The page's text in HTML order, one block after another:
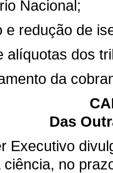
Nacional;
e redução de
alíquotas dos
da
Das
Executivo
ciência, no